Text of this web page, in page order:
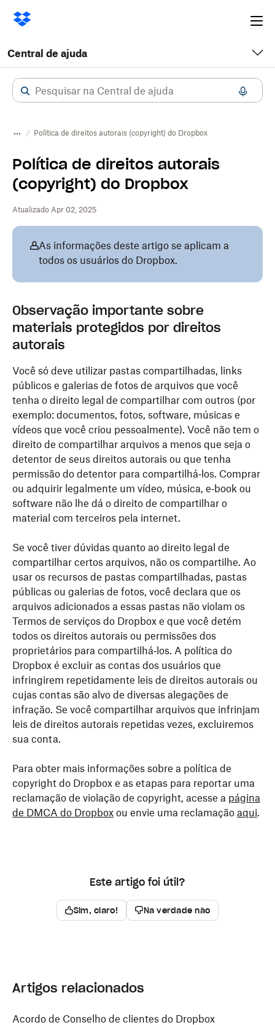
Central de ajuda
Política de direitos autorais (copyright) do Dropbox
Política de direitos autorais
(copyright) do Dropbox
Atualizado Apr 02, 2025
As informações deste artigo se aplicam a
todos os usuários do Dropbox.
Observação importante sobre
materiais protegidos por direitos
autorais
Você só deve utilizar pastas compartilhadas, links
públicos e galerias de fotos de arquivos que você
tenha o direito legal de compartilhar com outros (por
exemplo: documentos, fotos, software, músicas e
vídeos que você criou pessoalmente). Você não tem o
direito de compartilhar arquivos a menos que seja o
detentor de seus direitos autorais ou que tenha
permissão do detentor para compartilhá‑los. Comprar
ou adquirir legalmente um vídeo, música, e‑book ou
software não lhe dá o direito de compartilhar o
material com terceiros pela internet.
Se você tiver dúvidas quanto ao direito legal de
compartilhar certos arquivos, não os compartilhe. Ao
usar os recursos de pastas compartilhadas, pastas
públicas ou galerias de fotos, você declara que os
arquivos adicionados a essas pastas não violam os
Termos de serviços do Dropbox e que você detém
todos os direitos autorais ou permissões dos
proprietários para compartilhá‑los. A política do
Dropbox é excluir as contas dos usuários que
infringirem repetidamente leis de direitos autorais ou
cujas contas são alvo de diversas alegações de
infração. Se você compartilhar arquivos que infrinjam
leis de direitos autorais repetidas vezes, excluiremos
sua conta.
Para obter mais informações sobre a política de
copyright do Dropbox e as etapas para reportar uma
reclamação de violação de copyright, acesse a página
de DMCA do Dropbox ou envie uma reclamação aqui.
Este artigo foi útil?
Sim, claro! Na verdade não
Artigos relacionados
Acordo de Conselho de clientes do Dropbox